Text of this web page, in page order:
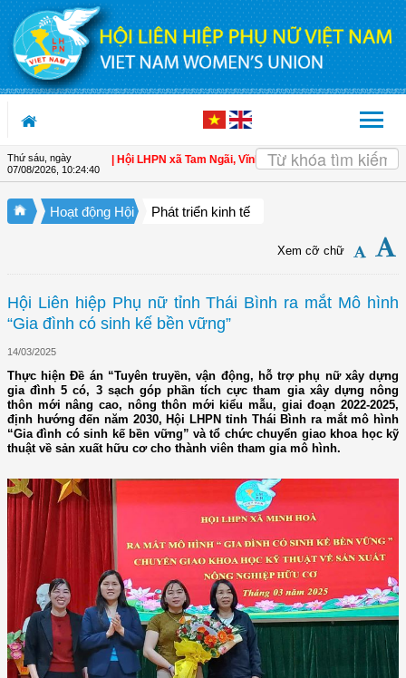
Truy cập nội dung luôn
Thứ sáu, ngày
07/08/2026, 10:24:41
cho hội viên | Hội LHPN xã Tam Ngãi, Vĩnh Long sơ kết công tác Hội và
Hoạt động Hội Phát triển kinh tế
Xem cỡ chữ
Hội Liên hiệp Phụ nữ tỉnh Thái Bình ra mắt Mô hình
“Gia đình có sinh kế bền vững”
14/03/2025
Thực hiện Đề án “Tuyên truyền, vận động, hỗ trợ phụ nữ xây dựng
gia đình 5 có, 3 sạch góp phần tích cực tham gia xây dựng nông
thôn mới nâng cao, nông thôn mới kiểu mẫu, giai đoạn 2022-2025,
định hướng đến năm 2030, Hội LHPN tỉnh Thái Bình ra mắt mô hình
“Gia đình có sinh kế bền vững” và tổ chức chuyển giao khoa học kỹ
thuật về sản xuất hữu cơ cho thành viên tham gia mô hình.